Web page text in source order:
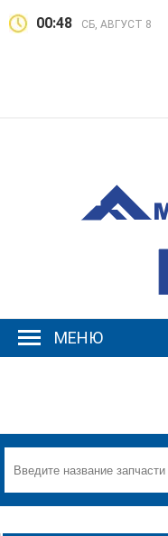
00:48 СБ, АВГУСТ 8
МЕНЮ